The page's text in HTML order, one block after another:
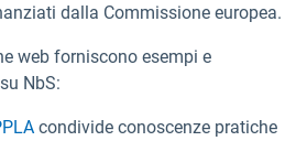
dalla Commissione europea.
web forniscono esempi e
NbS:
condivide conoscenze pratiche